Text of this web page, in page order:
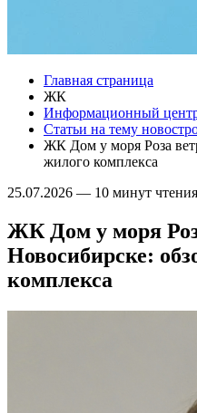
Главная страница
ЖК
Информационный
Статьи на тему
ЖК Дом у моря Роза
жилого комплекса
25.07.2026 — 10 минут чтения
ЖК Дом у моря
Новосибирске:
комплекса